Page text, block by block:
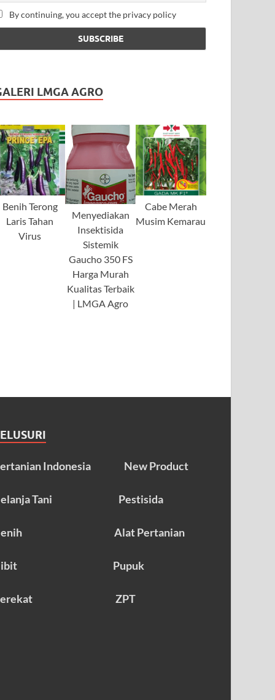
By continuing, you accept the privacy policy
LMGA AGRO
Benih Terong
Laris Tahan
Virus
Menyediakan
Insektisida
Sistemik
Gaucho 350 FS
Harga Murah
Kualitas Terbaik
| LMGA Agro
Cabe Merah
Musim Kemarau
Indonesia New Product
Tani Pestisida
Alat Pertanian
Pupuk
ZPT